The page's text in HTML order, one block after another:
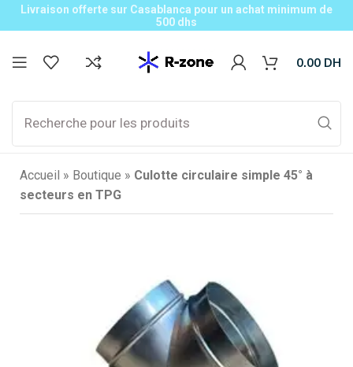
Livraison offerte sur Casablanca pour un achat minimum de
500 dhs
0.00 DH
Accueil » Boutique » Culotte circulaire simple 45° à
secteurs en TPG